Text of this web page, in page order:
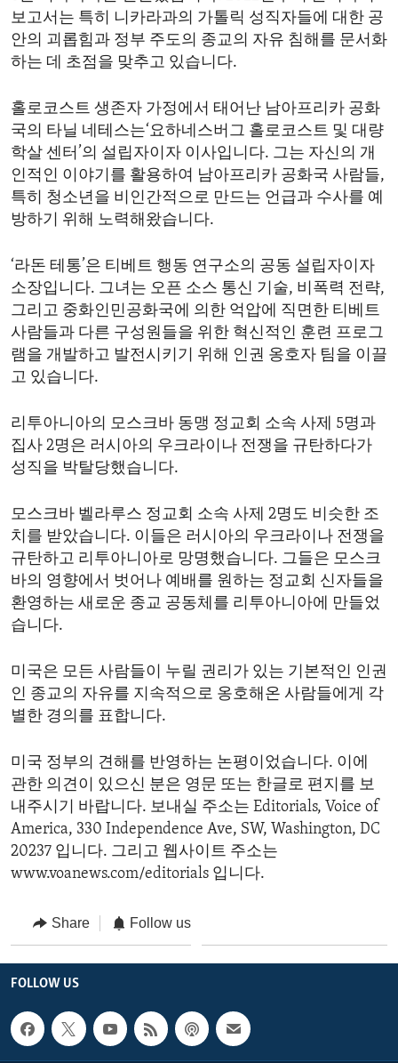
보고서는 특히 니카라과의 가톨릭 성직자들에 대한 공
안의 괴롭힘과 정부 주도의 종교의 자유 침해를 문서화
하는 데 초점을 맞추고 있습니다.
홀로코스트 생존자 가정에서 태어난 남아프리카 공화
국의 타닐 네테스는‘요하네스버그 홀로코스트 및 대량
학살 센터’의 설립자이자 이사입니다. 그는 자신의 개
인적인 이야기를 활용하여 남아프리카 공화국 사람들,
특히 청소년을 비인간적으로 만드는 언급과 수사를 예
방하기 위해 노력해왔습니다.
‘라돈 테통’은 티베트 행동 연구소의 공동 설립자이자
소장입니다. 그녀는 오픈 소스 통신 기술, 비폭력 전략,
그리고 중화인민공화국에 의한 억압에 직면한 티베트
사람들과 다른 구성원들을 위한 혁신적인 훈련 프로그
램을 개발하고 발전시키기 위해 인권 옹호자 팀을 이끌
고 있습니다.
리투아니아의 모스크바 동맹 정교회 소속 사제 5명과
집사 2명은 러시아의 우크라이나 전쟁을 규탄하다가
성직을 박탈당했습니다.
모스크바 벨라루스 정교회 소속 사제 2명도 비슷한 조
치를 받았습니다. 이들은 러시아의 우크라이나 전쟁을
규탄하고 리투아니아로 망명했습니다. 그들은 모스크
바의 영향에서 벗어나 예배를 원하는 정교회 신자들을
환영하는 새로운 종교 공동체를 리투아니아에 만들었
습니다.
미국은 모든 사람들이 누릴 권리가 있는 기본적인 인권
인 종교의 자유를 지속적으로 옹호해온 사람들에게 각
별한 경의를 표합니다.
미국 정부의 견해를 반영하는 논평이었습니다. 이에
관한 의견이 있으신 분은 영문 또는 한글로 편지를 보
내주시기 바랍니다. 보내실 주소는 Editorials, Voice of
America, 330 Independence Ave, SW, Washington, DC
20237 입니다. 그리고 웹사이트 주소는
www.voanews.com/editorials 입니다.
Share Follow us
FOLLOW US